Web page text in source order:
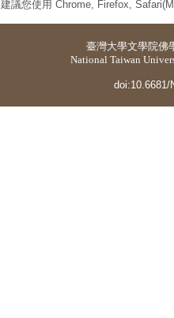
建議您使用 Chrome, Firefox,
臺灣大學文學院佛
National Taiwan
doi:10.6681/